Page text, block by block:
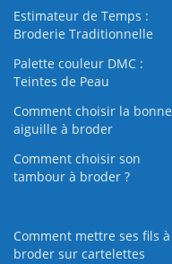
Estimateur de Temps :
Broderie Traditionnelle
Palette couleur DMC :
Teintes de Peau
Comment choisir la bonne
aiguille à broder
Comment choisir son
tambour à broder ?
Comment mettre ses fils à
broder sur cartelettes